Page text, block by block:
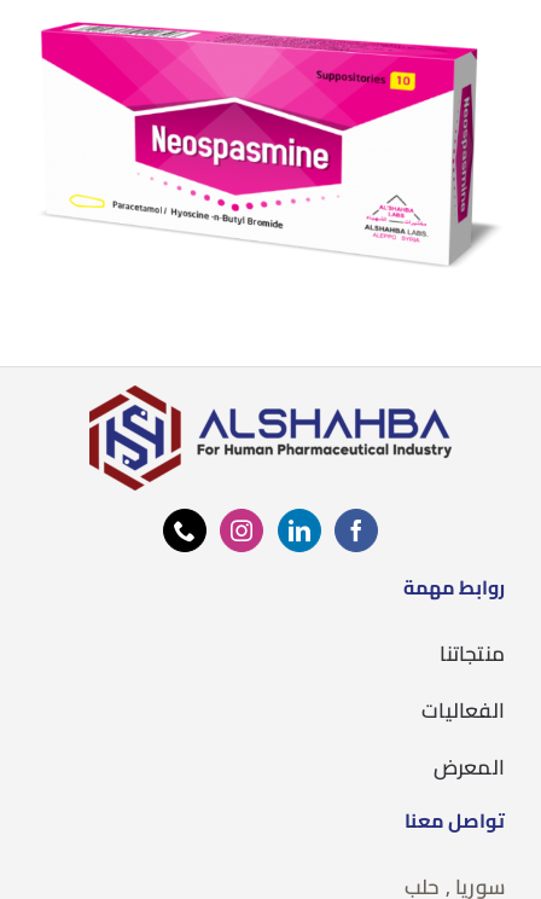
روابط مهمة
منتجاتنا
الفعاليات
المعرض
تواصل معنا
سوريا , حلب